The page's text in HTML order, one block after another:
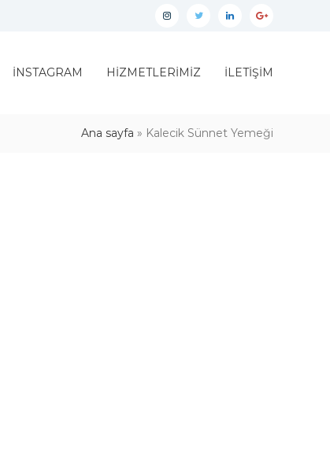
İnstagramtwitter linkedin google
İNSTAGRAM HİZMETLERİMİZ İLETİŞİM
Ana sayfa » Kalecik Sünnet Yemeği